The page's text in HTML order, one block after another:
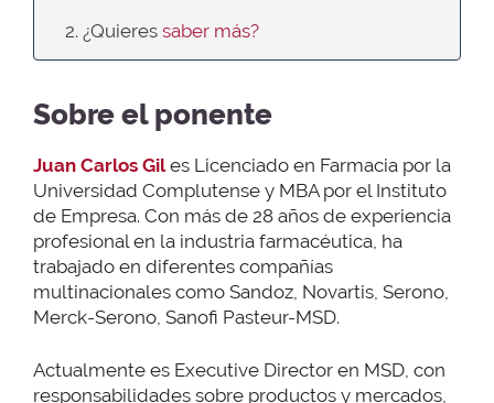
2. ¿Quieres saber más?
Sobre el ponente
Juan Carlos Giles Licenciado en Farmacia por la
Universidad Complutense y MBA por el Instituto
de Empresa. Con más de 28 años de experiencia
profesional en la industria farmacéutica, ha
trabajado en diferentes compañías
multinacionales como Sandoz, Novartis, Serono,
Merck-Serono, Sanofi Pasteur-MSD.
Actualmente es Executive Director en MSD, con
responsabilidades sobre productos y mercados,